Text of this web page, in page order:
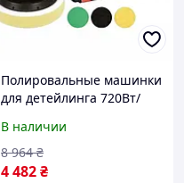
Полировальные машинки
для детейлинга 720Вт/
полировальная машина
для машины, XMU
В наличии
4 482₴
8 964 ₴